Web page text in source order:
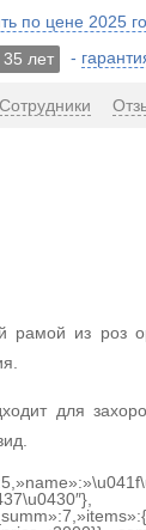
по цене 2025
35 лет -
Сотрудники
рамой из роз
для